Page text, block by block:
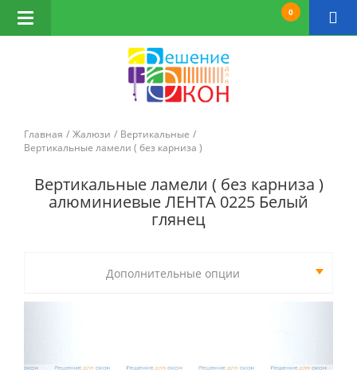
0
Открыть
навигацию
Главная Жалюзи
Вертикальные
Вертикальные ламели ( без карниза )
Вертикальные ламели ( без карниза )
алюминиевые ЛЕНТА 0225 Белый
глянец
Дополнительные опции